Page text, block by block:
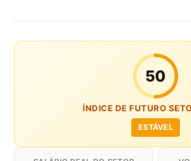
50
ÍNDICE DE FUTURO
ESTÁVEL